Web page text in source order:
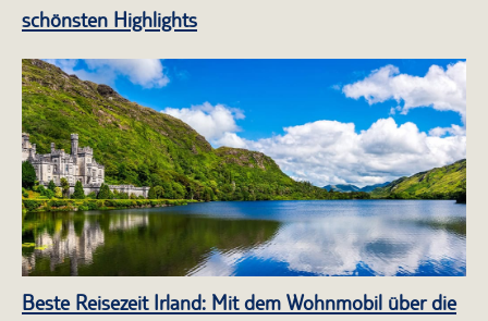
schönsten Highlights
Beste Reisezeit Irland: Mit dem Wohnmobil über die